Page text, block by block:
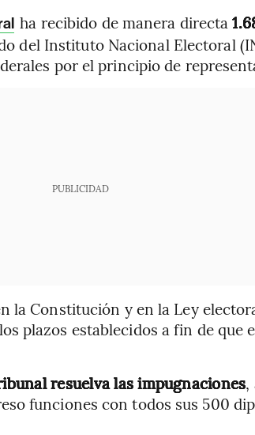
ha recibido de manera directa
del Instituto Nacional Electoral
por el principio de
PUBLICIDAD
la Constitución y en la Ley
plazos establecidos a fin de que
resuelva las impugnaciones,
funciones con todos sus 500